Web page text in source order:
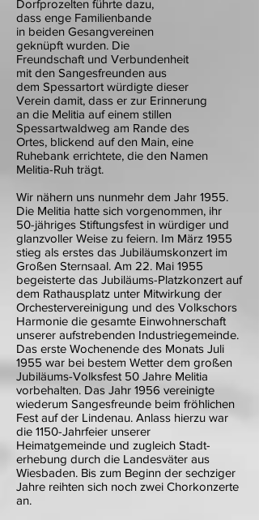
Dorfprozelten führte dazu,
dass enge Familienbande
in beiden Gesangvereinen
geknüpft wurden. Die
Freundschaft und Verbundenheit
mit den Sangesfreunden aus
dem Spessartort würdigte dieser
Verein damit, dass er zur Erinnerung
an die Melitia auf einem stillen
Spessartwaldweg am Rande des
Ortes, blickend auf den Main, eine
Ruhebank errichtete, die den Namen
Melitia-Ruh trägt.
Wir nähern uns nunmehr dem Jahr 1955.
Die Melitia hatte sich vorgenommen, ihr
50-jähriges Stiftungsfest in würdiger und
glanzvoller Weise zu feiern. Im März 1955
stieg als erstes das Jubiläumskonzert im
Großen Sternsaal. Am 22. Mai 1955
begeisterte das Jubiläums-Platzkonzert auf
dem Rathausplatz unter Mitwirkung der
Orchestervereinigung und des Volkschors
Harmonie die gesamte Einwohnerschaft
unserer aufstrebenden Industriegemeinde.
Das erste Wochenende des Monats Juli
1955 war bei bestem Wetter dem großen
Jubiläums-Volksfest 50 Jahre Melitia
vorbehalten. Das Jahr 1956 vereinigte
wiederum Sangesfreunde beim fröhlichen
Fest auf der Lindenau. Anlass hierzu war
die 1150-Jahrfeier unserer
Heimatgemeinde und zugleich Stadt-
erhebung durch die Landesväter aus
Wiesbaden. Bis zum Beginn der sechziger
Jahre reihten sich noch zwei Chorkonzerte
an.